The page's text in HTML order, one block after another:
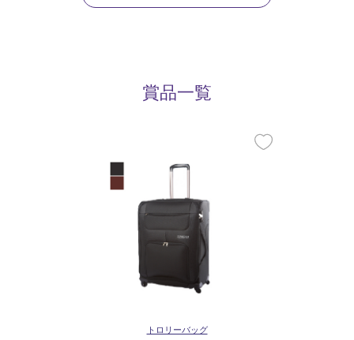
賞品一覧
トロリーバッグ